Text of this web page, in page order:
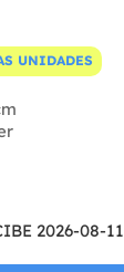
UNIDADES
2026-08-11